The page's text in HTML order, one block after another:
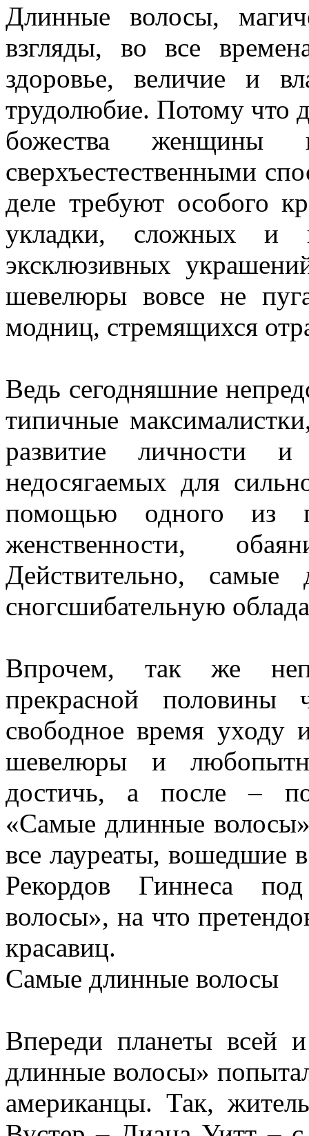
Длинные волосы,
взгляды, во все
здоровье, величие и
трудолюбие. Потому что
божества женщины
сверхъестественными
деле требуют особого
укладки, сложных и
эксклюзивных
шевелюры вовсе не
модниц, стремящихся
Ведь сегодняшние
типичные
развитие личности
недосягаемых для
помощью одного из
женственности,
Действительно,
сногсшибательную
Впрочем, так же
прекрасной половины
свободное время уходу
шевелюры и
достичь, а после –
«Самые длинные
все лауреаты, вошедшие
Рекордов Гиннеса
волосы», на что
красавиц.
Самые длинные волосы
Впереди планеты всей
длинные волосы»
американцы. Так,